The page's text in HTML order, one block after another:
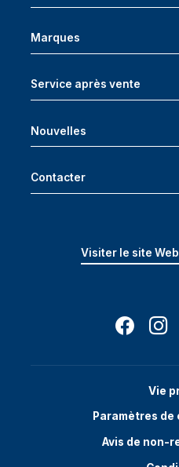
Marques
Service après vente
Nouvelles
Contacter
Visiter le site
Vie
Paramètres
Avis de non-